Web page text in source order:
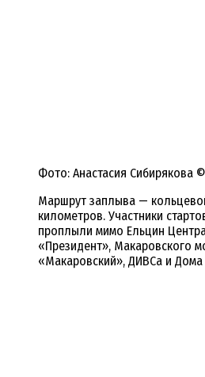
Фото: Анастасия Сибирякова
Маршрут заплыва —
километров. Участники
проплыли мимо Ельцин
«Президент», Макаровского
«Макаровский», ДИВСа и Дома